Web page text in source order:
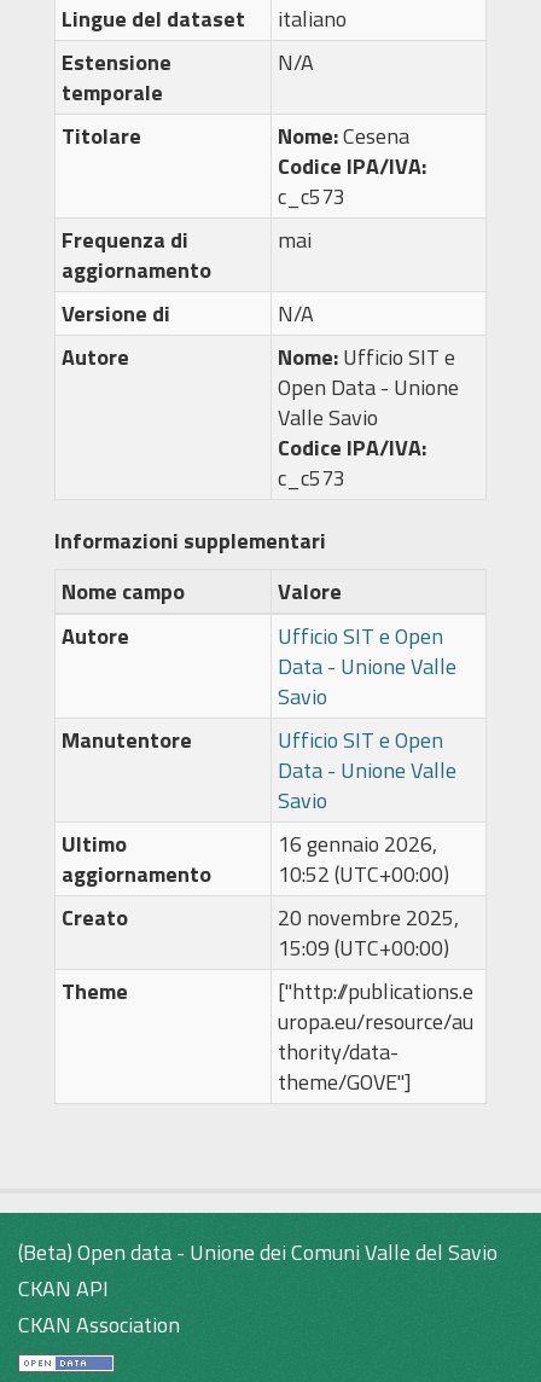
Lingue del dataset
italiano
Estensione
temporale
N/A
Titolare Nome:Cesena
Codice IPA/IVA:
c_c573
Frequenza di
aggiornamento
mai
Versione di
N/A
Autore
Nome:Ufficio SIT e
Open Data - Unione
Valle Savio
Codice IPA/IVA:
c_c573
Informazioni supplementari
Nome campo
Valore
Autore
Ufficio SIT e Open
Data - Unione Valle
Savio
Manutentore
Ufficio SIT e Open
Data - Unione Valle
Savio
Ultimo
aggiornamento
16 gennaio 2026,
10:52 (UTC+00:00)
Creato
20 novembre 2025,
15:09 (UTC+00:00)
Theme
["http://publications.e
uropa.eu/resource/au
thority/data-
theme/GOVE"]
(Beta) Open data - Unione dei Comuni Valle del Savio
CKAN API
CKAN Association